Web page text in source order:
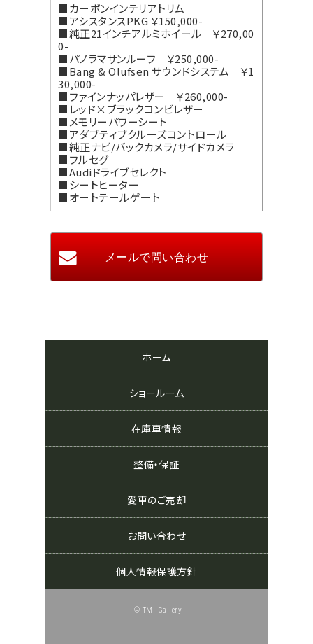
■カーボンインテリアトリム
■アシスタンスPKG ￥150,000-
■純正21インチアルミホイール ￥270,00
0-
■パノラマサンルーフ ￥250,000-
■Bang & Olufsen サウンドシステム ￥1
30,000-
■ファインナッパレザー ￥260,000-
■レッド×ブラックコンビレザー
■メモリーパワーシート
■アダプティブクルーズコントロール
■純正ナビ/バックカメラ/サイドカメラ
■フルセグ
■Audiドライブセレクト
■シートヒーター
■オートテールゲート
ホーム
ショールーム
在庫車情報
整備・保証
愛車のご売却
お問い合わせ
個人情報保護方針
© TMI Gallery